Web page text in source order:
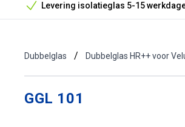
Levering isolatieglas 5-15
Bouwvak geopend! Óók snelle
Dubbelglas / Dubbelglas HR++ voor
GGL 101